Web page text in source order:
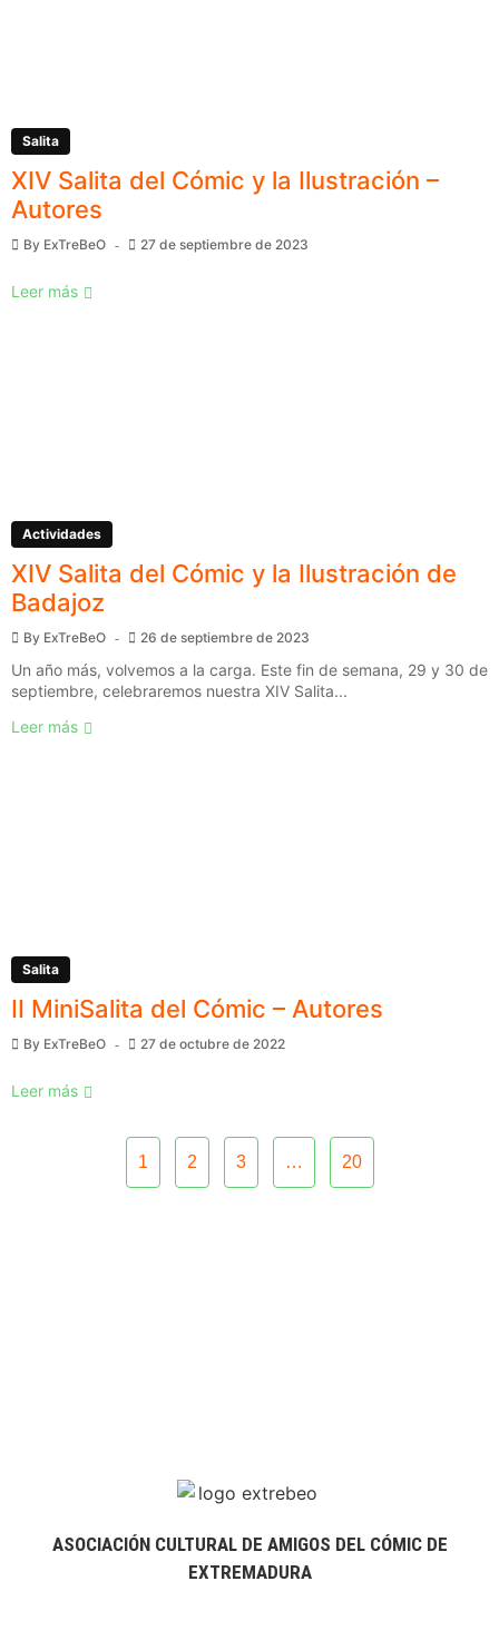
Salita
XIV Salita del Cómic y la Ilustración –
Autores
By ExTreBeO 27 de septiembre de 2023
Leer más
Actividades
XIV Salita del Cómic y la Ilustración de
Badajoz
By ExTreBeO 26 de septiembre de 2023
Un año más, volvemos a la carga. Este fin de semana, 29 y 30 de
septiembre, celebraremos nuestra XIV Salita...
Leer más
Salita
II MiniSalita del Cómic – Autores
By ExTreBeO 27 de octubre de 2022
Leer más
1 2 3 … 20
ASOCIACIÓN CULTURAL DE AMIGOS DEL CÓMIC DE
EXTREMADURA